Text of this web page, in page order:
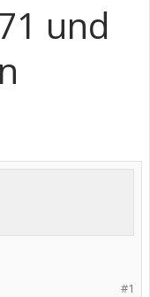
und
#1